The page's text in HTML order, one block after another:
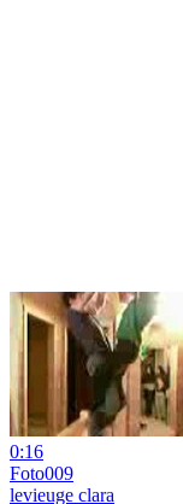
0:16
Foto009
levieuge clara